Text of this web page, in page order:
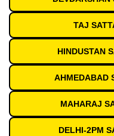
TAJ
HINDUSTAN
AHMEDABAD
MAHARAJ
DELHI-2PM